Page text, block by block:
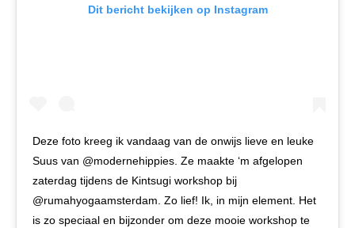
Dit bericht bekijken op Instagram
Deze foto kreeg ik vandaag van de onwijs lieve en leuke
Suus van @modernehippies. Ze maakte ‘m afgelopen
zaterdag tijdens de Kintsugi workshop bij
@rumahyogaamsterdam. Zo lief! Ik, in mijn element. Het
is zo speciaal en bijzonder om deze mooie workshop te